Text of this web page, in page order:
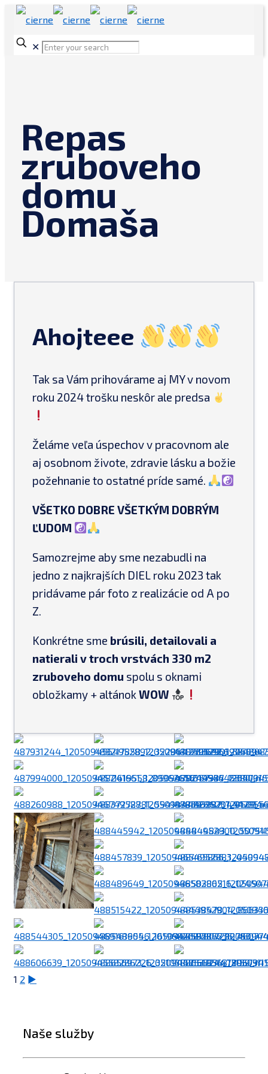
✕
Repas
zruboveho
domu
Domaša
Ahojteee
Tak sa Vám prihovárame aj MY v novom
roku 2024 trošku neskôr ale predsa
Želáme veľa úspechov v pracovnom ale
aj osobnom živote, zdravie lásku a božie
požehnanie to ostatné príde samé.
VŠETKO DOBRE VŠETKÝM DOBRÝM
ĽUDOM
Samozrejme aby sme nezabudli na
jedno z najkrajších DIEL roku 2023 tak
pridávame pár foto z realizácie od A po
Z.
Konkrétne sme brúsili, detailovali a
natierali v troch vrstvách 330 m2
zruboveho domu spolu s oknami
obložkamy + altánok WOW
1 2 ►
Naše služby